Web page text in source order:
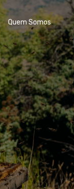
Quem Somos